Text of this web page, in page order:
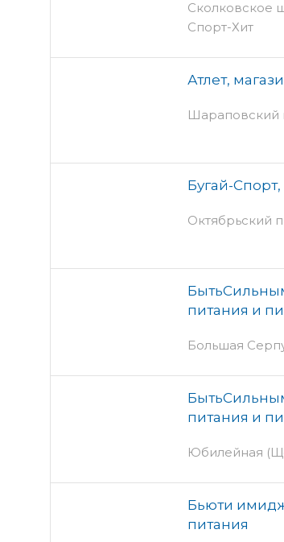
Сколковское
Спорт-Хит
Атлет,
Шараповский
Бугай-
Октябрьский
питания и
Большая
питания и
Юбилейная
Бьюти имидж
питания